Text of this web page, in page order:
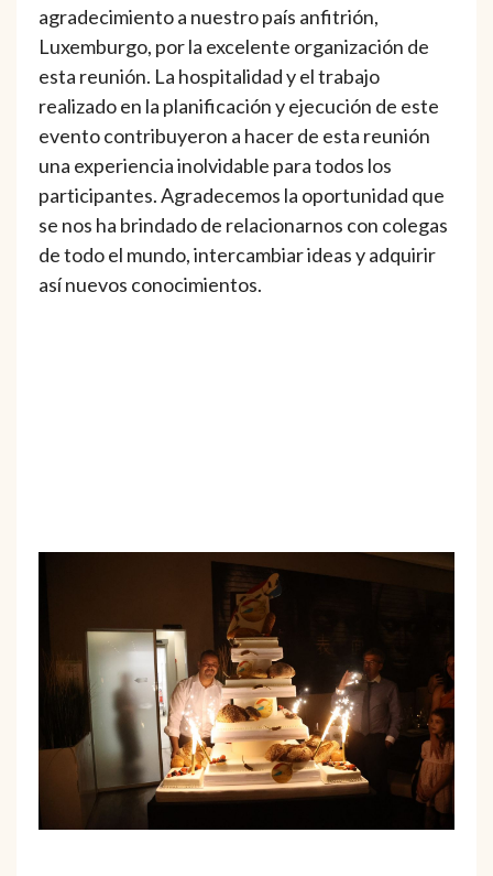
agradecimiento a nuestro país anfitrión,
Luxemburgo, por la excelente organización de
esta reunión. La hospitalidad y el trabajo
realizado en la planificación y ejecución de este
evento contribuyeron a hacer de esta reunión
una experiencia inolvidable para todos los
participantes. Agradecemos la oportunidad que
se nos ha brindado de relacionarnos con colegas
de todo el mundo, intercambiar ideas y adquirir
así nuevos conocimientos.